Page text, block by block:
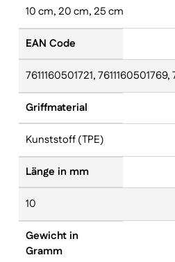
10 cm, 20 cm, 25 cm
EAN Code
7611160501721, 7611160501769,
Griffmaterial
Kunststoff (TPE)
Länge in mm
10
Gewicht in
Gramm